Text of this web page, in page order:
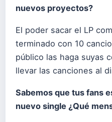
nuevos proyectos?
El poder sacar el LP
terminado con 10
público las haga suyas
llevar las canciones al
Sabemos que tus fans
nuevo single ¿Qué